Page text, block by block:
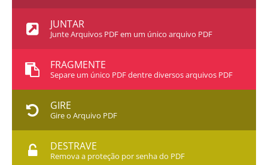
JUNTAR
Junte Arquivos PDF em um único arquivo PDF
FRAGMENTE
Separe um único PDF dentre diversos arquivos PDF
GIRE
Gire o Arquivo PDF
DESTRAVE
Remova a proteção por senha do PDF